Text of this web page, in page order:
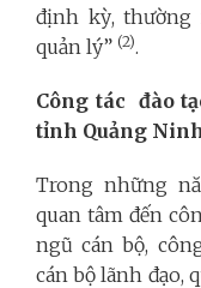
định kỳ, thường
quản lý” (2).
Công tác đào
tỉnh Quảng Ninh
Trong những
quan tâm đến
ngũ cán bộ,
cán bộ lãnh đạo,